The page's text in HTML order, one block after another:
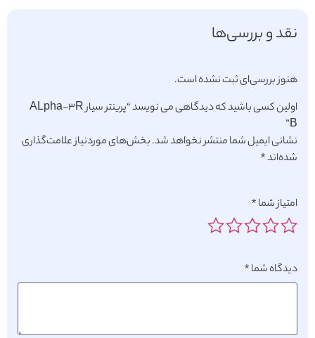
نقد و بررسی‌ها
هنوز بررسی‌ای ثبت نشده است.
اولین کسی باشید که دیدگاهی می نویسد “پرینتر سیار ALpha-3R
نشانی ایمیل شما منتشر نخواهد شد.بخش‌های موردنیاز علامت‌گذاری
شده‌اند*
امتیاز شما*
دیدگاه شما*